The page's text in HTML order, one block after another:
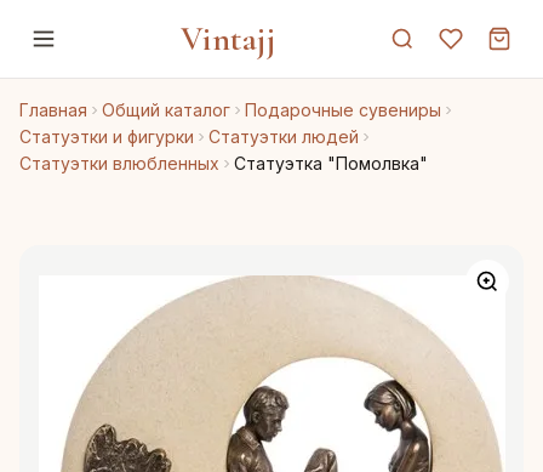
Vintajj
Главная Общий каталог
Подарочные сувениры
Статуэтки и фигурки
Статуэтки людей
Статуэтки влюбленных
Статуэтка "Помолвка"